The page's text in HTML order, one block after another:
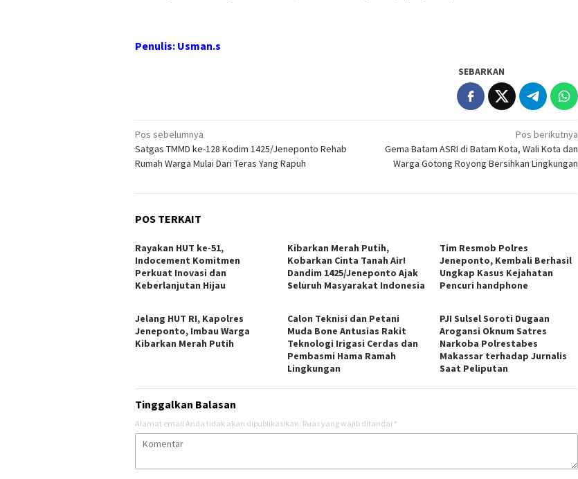
Penulis: Usman.s
SEBARKAN
Navigasi
pos
Pos sebelumnya
Satgas TMMD ke-128 Kodim 1425/Jeneponto Rehab
Rumah Warga Mulai Dari Teras Yang Rapuh
Pos berikutnya
Gema Batam ASRI di Batam Kota, Wali Kota dan
Warga Gotong Royong Bersihkan Lingkungan
POS TERKAIT
Rayakan HUT ke-51,
Indocement Komitmen
Perkuat Inovasi dan
Keberlanjutan Hijau
Kibarkan Merah Putih,
Kobarkan Cinta Tanah Air!
Dandim 1425/Jeneponto Ajak
Seluruh Masyarakat Indonesia
Tim Resmob Polres
Jeneponto, Kembali Berhasil
Ungkap Kasus Kejahatan
Pencuri handphone
Jelang HUT RI, Kapolres
Jeneponto, Imbau Warga
Kibarkan Merah Putih
Calon Teknisi dan Petani
Muda Bone Antusias Rakit
Teknologi Irigasi Cerdas dan
Pembasmi Hama Ramah
Lingkungan
PJI Sulsel Soroti Dugaan
Arogansi Oknum Satres
Narkoba Polrestabes
Makassar terhadap Jurnalis
Saat Peliputan
Tinggalkan Balasan
Alamat email Anda tidak akan dipublikasikan. Ruas yang wajib ditandai *